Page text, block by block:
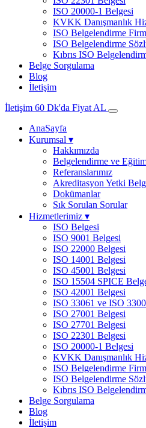
ISO 20000-1 Belgesi
KVKK Danışmanlık
ISO Belgelendirme
ISO Belgelendirme
Kıbrıs ISO
Belge Sorgulama
Blog
İletişim
İletişim 60 Dk'da Fiyat AL
AnaSayfa
Kurumsal ▾
Hakkımızda
Belgelendirme ve
Referanslarımız
Akreditasyon Yetki
Dokümanlar
Sık Sorulan Sorular
Hizmetlerimiz ▾
ISO Belgesi
ISO 9001 Belgesi
ISO 22000 Belgesi
ISO 14001 Belgesi
ISO 45001 Belgesi
ISO 15504 SPICE
ISO 42001 Belgesi
ISO 33061 ve ISO
ISO 27001 Belgesi
ISO 27701 Belgesi
ISO 22301 Belgesi
ISO 20000-1 Belgesi
KVKK Danışmanlık
ISO Belgelendirme
ISO Belgelendirme
Kıbrıs ISO
Belge Sorgulama
Blog
İletişim